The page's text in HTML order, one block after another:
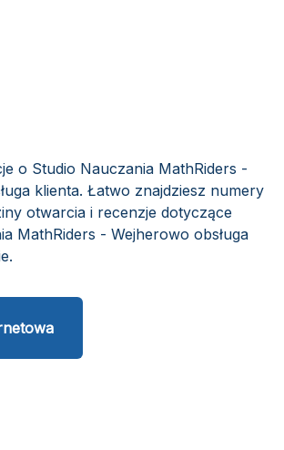
o Studio Nauczania MathRiders -
klienta. Łatwo znajdziesz numery
otwarcia i recenzje dotyczące
MathRiders - Wejherowo obsługa